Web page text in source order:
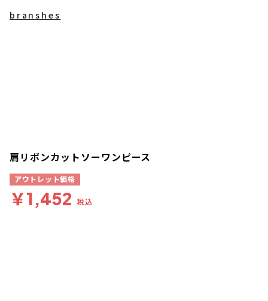
branshes
肩リボンカットソーワンピース
アウトレット価格
￥1,452 税込